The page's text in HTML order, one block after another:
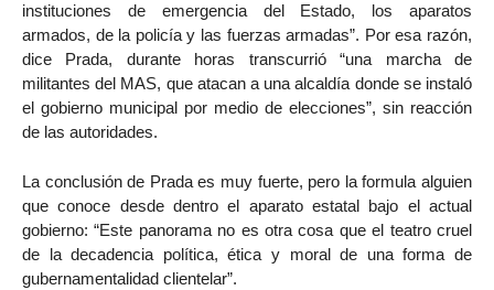
instituciones de emergencia del Estado, los aparatos
armados, de la policía y las fuerzas armadas”. Por esa razón,
dice Prada, durante horas transcurrió “una marcha de
militantes del MAS, que atacan a una alcaldía donde se instaló
el gobierno municipal por medio de elecciones”, sin reacción
de las autoridades.
La conclusión de Prada es muy fuerte, pero la formula alguien
que conoce desde dentro el aparato estatal bajo el actual
gobierno: “Este panorama no es otra cosa que el teatro cruel
de la decadencia política, ética y moral de una forma de
gubernamentalidad clientelar”.